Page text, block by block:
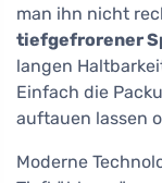
man ihn nicht
tiefgefrorener
langen
Einfach die
auftauen lassen
Moderne